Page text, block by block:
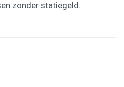
zonder statiegeld.